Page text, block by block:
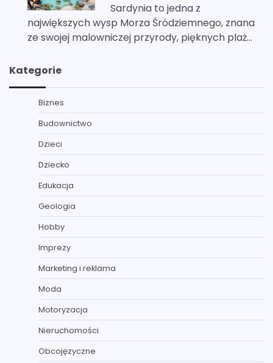
Sardynia to jedna z
największych wysp Morza Śródziemnego, znana
ze swojej malowniczej przyrody, pięknych plaż…
Kategorie
Biznes
Budownictwo
Dzieci
Dziecko
Edukacja
Geologia
Hobby
Imprezy
Marketing i reklama
Moda
Motoryzacja
Nieruchomości
Obcojęzyczne